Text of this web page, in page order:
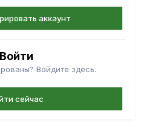
аккаунт
Войти
Войдите здесь.
сейчас